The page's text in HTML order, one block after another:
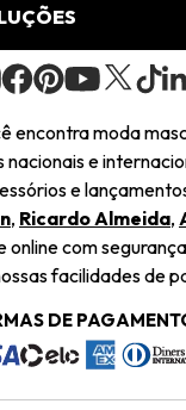
encontra moda
nacionais e
e
, Ricardo Almeida,
online com
facilidades de
DE